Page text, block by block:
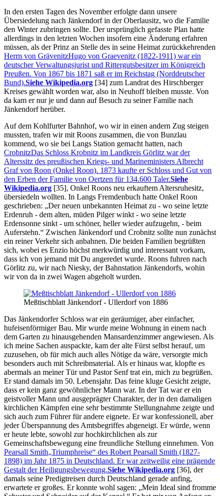
In den ersten Tagen des November erfolgte dann unsere
Übersiedelung nach Jänkendorf in der Oberlausitz, wo die Familie
den Winter zubringen sollte. Der ursprünglich gefasste Plan hatte
allerdings in den letzten Wochen insofern eine Änderung erfahren
müssen, als der Prinz an Stelle des in seine Heimat zurückkehrenden
Herrn von GrävenitzHugo von Graevenitz (1822-1911) war ein
deutscher Verwaltungsjurist und Rittergutsbesitzer im Königreich
Preußen. Von 1867 bis 1871 saß er im Reichstag (Norddeutscher
Bund).Siehe Wikipedia.org [34] zum Landrat des Hirschberger
Kreises gewählt worden war, also in Neuhoff bleiben musste. Von
da kam er nur je und dann auf Besuch zu seiner Familie nach
Jänkendorf herüber.
Auf dem Kohlfurter Bahnhof, wo wir in einen andern Zug steigen
mussten, trafen wir mit Roons zusammen, die von Bunzlau
kommend, wo sie bei Langs Station gemacht hatten, nach
CrobnitzDas Schloss Krobnitz im Landkreis Görlitz war der
Alterssitz des preußischen Kriegs- und Marineministers Albrecht
Graf von Roon (Onkel Roon). 1873 kaufte er Schloss und Gut von
den Erben der Familie von Oertzen für 134.600 Taler.Siehe
Wikipedia.org [35], Onkel Roons neu erkauftem Altersruhesitz,
übersiedeln wollten. In Langs Fremdenbuch hatte Onkel Roon
geschrieben:
Der neuen unbekannten Heimat zu - wo seine letzte
Erdenruh - dem alten, müden Pilger winkt - wo seine letzte
Erdensonne sinkt - um schöner, heller wieder aufzugehn, - beim
Auferstehn.
Zwischen Jänkendorf und Crobnitz sollte nun zunächst
ein reiner Verkehr sich anbahnen. Die beiden Familien begrüßten
sich, wobei es Enzio höchst merkwürdig und interessant vorkam,
dass ich von jemand mit Du angeredet wurde. Roons fuhren nach
Görlitz zu, wir nach Niesky, der Bahnstation Jänkendorfs, wohin
wir von da in zwei Wagen abgeholt wurden.
Meßtischblatt Jänkendorf - Ullerdorf von 1886
Das Jänkendorfer Schloss war ein geräumiger, aber einfacher,
hufeisenförmiger Bau. Mir wurde meine Wohnung in einem nach
dem Garten zu hinausgehenden Mansardenzimmer angewiesen. Als
ich meine Sachen auspackte, kam der alte Fürst selbst herauf, um
zuzusehen, ob für mich auch alles Nötige da wäre, versorgte mich
besonders auch mit Schreibmaterial. Als er hinaus war, klopfte es
abermals an meiner Tür und Pastor Senf trat ein, mich zu begrüßen.
Er stand damals im 50. Lebensjahr. Das feine kluge Gesicht zeigte,
dass er kein ganz gewöhnlicher Mann war. In der Tat war er ein
geistvoller Mann und ausgeprägter Charakter, der in den damaligen
kirchlichen Kämpfen eine sehr bestimmte Stellungnahme zeigte und
sich auch zum Führer für andere eignete. Er war konfessionell, aber
jeder Überspannung des Amtsbegriffes abgeneigt. Er würde, wenn
er heute lebte, sowohl zur hochkirchlichen als zur
Gemeinschaftsbewegung eine freundliche Stellung einnehmen. Von
Pearsall Smith Triumphreise
des Robert Pearsall Smith (1827-
1898) im Jahr 1875 in Deutschland. Er war zeitweilig eine prägende
Gestalt der Heiligungsbewegung.Siehe Wikipedia.org [36], der
damals seine Predigtreisen durch Deutschland gerade anfing,
erwartete er großes. Er konnte wohl sagen:
Mein Ideal sind fromme